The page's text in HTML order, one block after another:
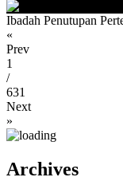
Ibadah Penutupan
«
Prev
1
/
631
Next
»
Archives